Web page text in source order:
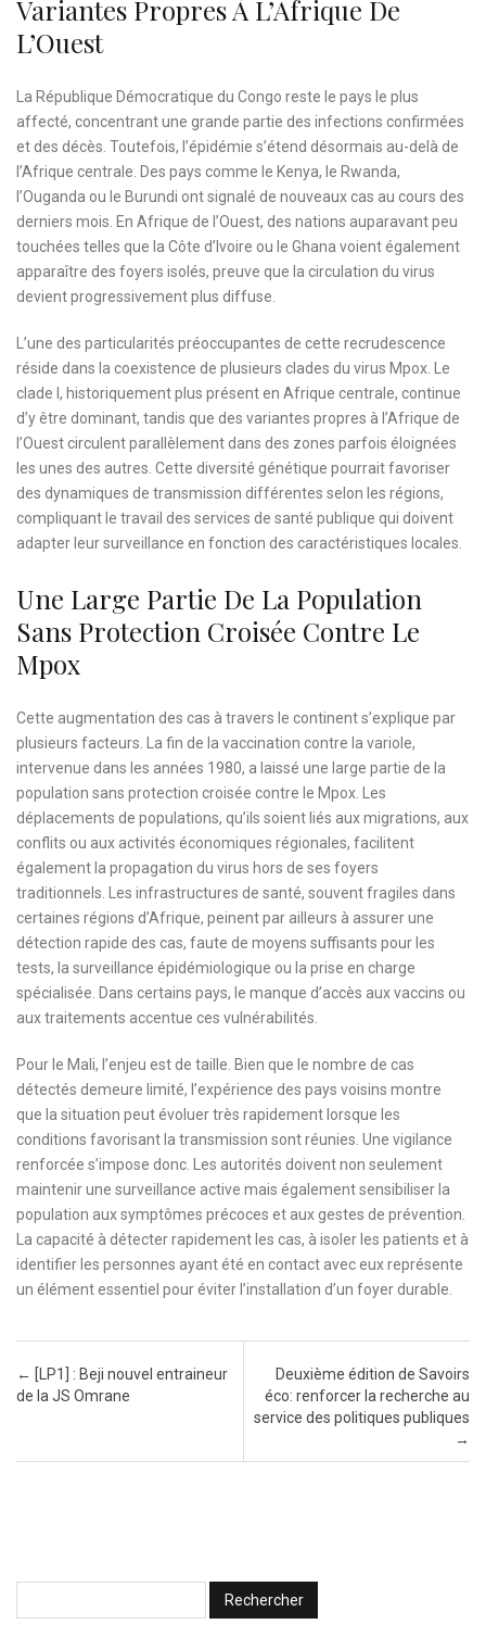
Variantes Propres À L’Afrique De
L’Ouest
La République Démocratique du Congo reste le pays le plus
affecté, concentrant une grande partie des infections confirmées
et des décès. Toutefois, l’épidémie s’étend désormais au-delà de
l’Afrique centrale. Des pays comme le Kenya, le Rwanda,
l’Ouganda ou le Burundi ont signalé de nouveaux cas au cours des
derniers mois. En Afrique de l’Ouest, des nations auparavant peu
touchées telles que la Côte d’Ivoire ou le Ghana voient également
apparaître des foyers isolés, preuve que la circulation du virus
devient progressivement plus diffuse.
L’une des particularités préoccupantes de cette recrudescence
réside dans la coexistence de plusieurs clades du virus Mpox. Le
clade I, historiquement plus présent en Afrique centrale, continue
d’y être dominant, tandis que des variantes propres à l’Afrique de
l’Ouest circulent parallèlement dans des zones parfois éloignées
les unes des autres. Cette diversité génétique pourrait favoriser
des dynamiques de transmission différentes selon les régions,
compliquant le travail des services de santé publique qui doivent
adapter leur surveillance en fonction des caractéristiques locales.
Une Large Partie De La Population
Sans Protection Croisée Contre Le
Mpox
Cette augmentation des cas à travers le continent s’explique par
plusieurs facteurs. La fin de la vaccination contre la variole,
intervenue dans les années 1980, a laissé une large partie de la
population sans protection croisée contre le Mpox. Les
déplacements de populations, qu’ils soient liés aux migrations, aux
conflits ou aux activités économiques régionales, facilitent
également la propagation du virus hors de ses foyers
traditionnels. Les infrastructures de santé, souvent fragiles dans
certaines régions d’Afrique, peinent par ailleurs à assurer une
détection rapide des cas, faute de moyens suffisants pour les
tests, la surveillance épidémiologique ou la prise en charge
spécialisée. Dans certains pays, le manque d’accès aux vaccins ou
aux traitements accentue ces vulnérabilités.
Pour le Mali, l’enjeu est de taille. Bien que le nombre de cas
détectés demeure limité, l’expérience des pays voisins montre
que la situation peut évoluer très rapidement lorsque les
conditions favorisant la transmission sont réunies. Une vigilance
renforcée s’impose donc. Les autorités doivent non seulement
maintenir une surveillance active mais également sensibiliser la
population aux symptômes précoces et aux gestes de prévention.
La capacité à détecter rapidement les cas, à isoler les patients et à
identifier les personnes ayant été en contact avec eux représente
un élément essentiel pour éviter l’installation d’un foyer durable.
Post navigation
← [LP1] : Beji nouvel entraineur
de la JS Omrane
Deuxième édition de Savoirs
éco: renforcer la recherche au
service des politiques publiques
→